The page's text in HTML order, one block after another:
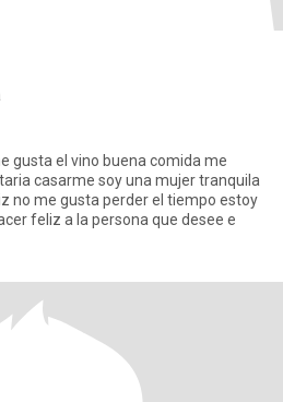
gusta el vino buena comida me
casarme soy una mujer tranquila
no me gusta perder el tiempo estoy
feliz a la persona que desee e